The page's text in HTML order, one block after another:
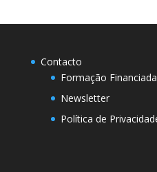
Contacto
Formação
Newsletter
Política de